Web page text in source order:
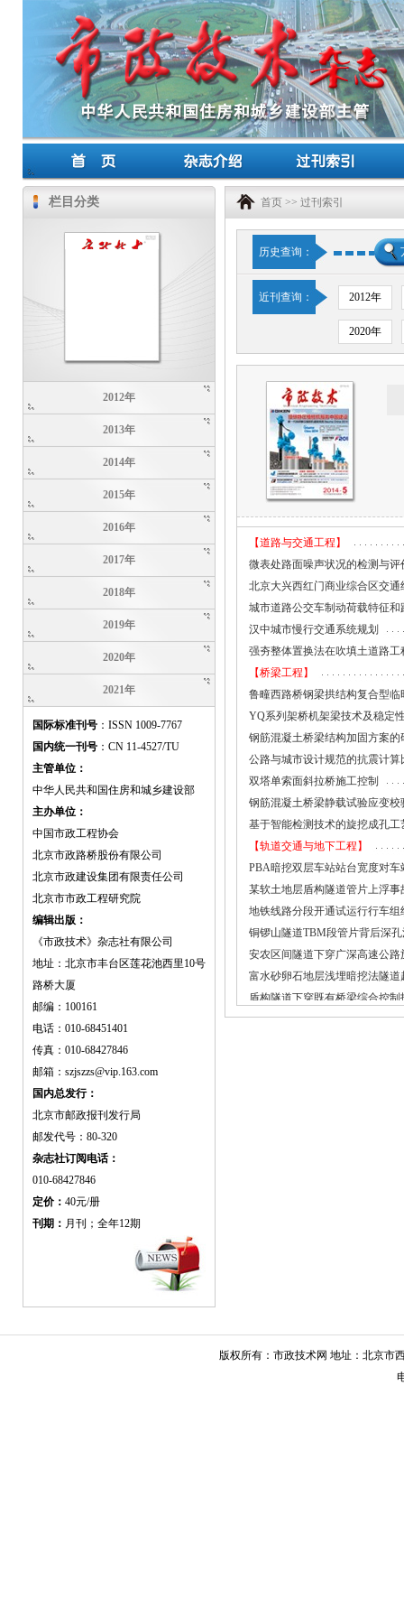
栏目分类
2012年
2013年
2014年
2015年
2016年
2017年
2018年
2019年
2020年
2021年
国际标准刊号 ：ISSN 1009-7767
国内统一刊号 ：CN 11-4527/TU
主管单位：
中华人民共和国住房和城乡建设部
主办单位：
中国市政工程协会
北京市政路桥股份有限公司
北京市政建设集团有限责任公司
北京市市政工程研究院
编辑出版：
《市政技术》杂志社有限公司
地址：北京市丰台区莲花池西里10号
路桥大厦
邮编：100161
电话：010-68451401
传真：010-68427846
邮箱：szjszzs@vip.163.com
国内总发行：
北京市邮政报刊发行局
邮发代号：80-320
杂志社订阅电话：
010-68427846
定价： 40元/册
刊期： 月刊；全年12期
首页 >> 过刊索引
历史查询：
近刊查询： 2012年
2020年
【道路与交通工程】
微表处路面噪声状况的检测与评
北京大兴西红门商业综合区交通
城市道路公交车制动荷载特征和
汉中城市慢行交通系统规划
强夯整体置换法在吹填土道路工
【桥梁工程】
鲁疃西路桥钢梁拱结构复合型临
YQ系列架桥机架梁技术及稳定
钢筋混凝土桥梁结构加固方案的
公路与城市设计规范的抗震计算
双塔单索面斜拉桥施工控制
钢筋混凝土桥梁静载试验应变校
基于智能检测技术的旋挖成孔工
【轨道交通与地下工程】
PBA暗挖双层车站站台宽度对
某软土地层盾构隧道管片上浮事
地铁线路分段开通试运行行车组
铜锣山隧道TBM段管片背后深孔
安农区间隧道下穿广深高速公路
富水砂卵石地层浅埋暗挖法隧
盾构隧道下穿既有桥梁综合控制
【给水排水工程】
版权所有：市政技术网 地址：北京市